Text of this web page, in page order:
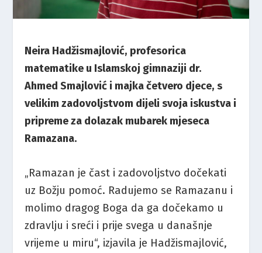
Neira Hadžismajlović, profesorica
matematike u Islamskoj gimnaziji dr.
Ahmed Smajlović i majka četvero djece, s
velikim zadovoljstvom dijeli svoja iskustva i
pripreme za dolazak mubarek mjeseca
Ramazana.
„Ramazan je čast i zadovoljstvo dočekati
uz Božju pomoć. Radujemo se Ramazanu i
molimo dragog Boga da ga dočekamo u
zdravlju i sreći i prije svega u današnje
vrijeme u miru“, izjavila je Hadžismajlović,